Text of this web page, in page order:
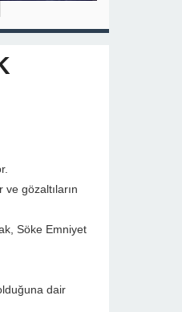
gözaltıların
Söke Emniyet
dair